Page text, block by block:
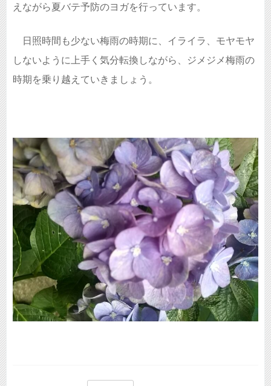
えながら夏バテ予防のヨガを行っています。
日照時間も少ない梅雨の時期に、イライラ、モヤモヤ
しないように上手く気分転換しながら、ジメジメ梅雨の
時期を乗り越えていきましょう。